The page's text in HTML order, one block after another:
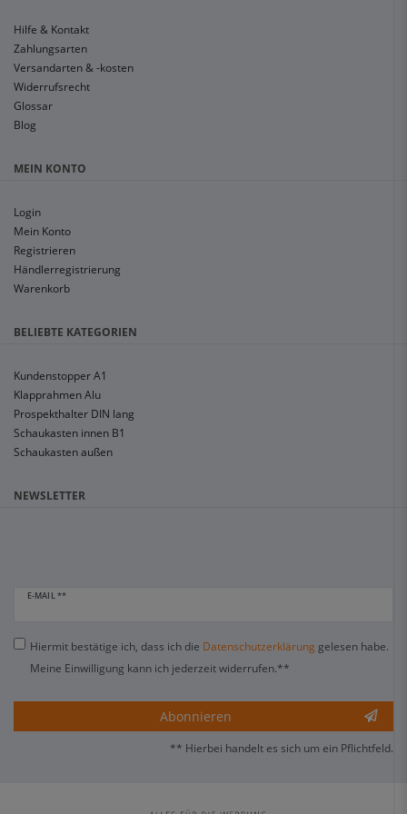
Hilfe & Kontakt
Zahlungsarten
Versandarten & -kosten
Widerrufsrecht
Glossar
Blog
MEIN KONTO
Login
Mein Konto
Registrieren
Händlerregistrierung
Warenkorb
BELIEBTE KATEGORIEN
Kundenstopper A1
Klapprahmen Alu
Prospekthalter DIN lang
Schaukasten innen B1
Schaukasten außen
NEWSLETTER
E-MAIL **
Hiermit bestätige ich, dass ich die Daten­schutz­erklärung gelesen habe.
Meine Einwilligung kann ich jederzeit widerrufen.**
Abonnieren
** Hierbei handelt es sich um ein Pflichtfeld.